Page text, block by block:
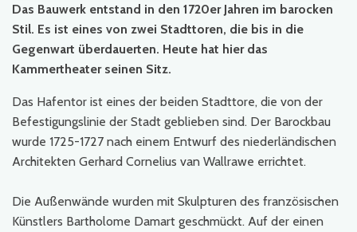
Das Bauwerk entstand in den 1720er Jahren im barocken
Stil. Es ist eines von zwei Stadttoren, die bis in die
Gegenwart überdauerten. Heute hat hier das
Kammertheater seinen Sitz.
Das Hafentor ist eines der beiden Stadttore, die von der
Befestigungslinie der Stadt geblieben sind. Der Barockbau
wurde 1725-1727 nach einem Entwurf des niederländischen
Architekten Gerhard Cornelius van Wallrawe errichtet.
Die Außenwände wurden mit Skulpturen des französischen
Künstlers Bartholome Damart geschmückt. Auf der einen